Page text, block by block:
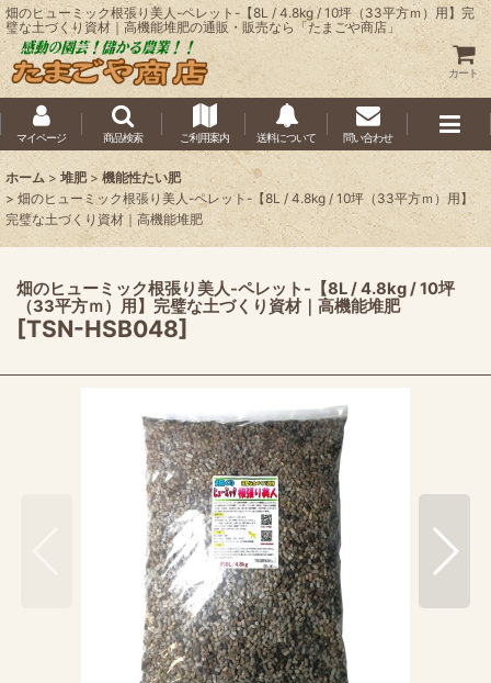
畑のヒューミック根張り美人-ペレット-【8L / 4.8kg / 10坪（33平方ｍ）用】完
璧な土づくり資材｜高機能堆肥の通販・販売なら「たまごや商店」
カート
マイページ 商品検索 ご利用案内 送料について 問い合わせ
ホーム > 堆肥 > 機能性たい肥
> 畑のヒューミック根張り美人-ペレット-【8L / 4.8kg / 10坪（33平方ｍ）用】
完璧な土づくり資材｜高機能堆肥
畑のヒューミック根張り美人-ペレット-【8L / 4.8kg / 10坪
（33平方ｍ）用】完璧な土づくり資材｜高機能堆肥
[TSN-HSB048]